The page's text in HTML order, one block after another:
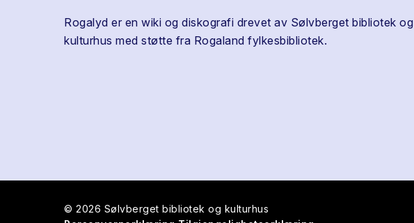
Rogalyd er en wiki og diskografi drevet av Sølvberget bibliotek og
kulturhus med støtte fra Rogaland fylkesbibliotek.
© 2026 Sølvberget bibliotek og kulturhus